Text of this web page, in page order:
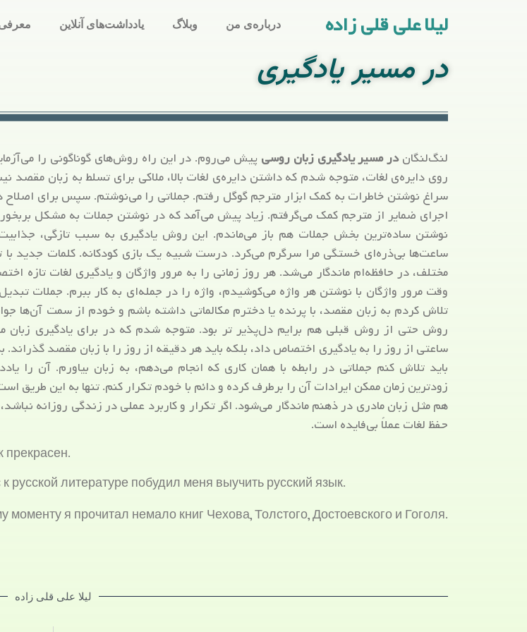
لیلا علی قلی زاده درباره‌ی من وبلاگ یادداشت‌های آنلاین
در مسیر یادگیری
لنگ‌لنگاندر مسیر یادگیری زبان روسی پیش می‌روم. در این راه روش‌های گوناگونی را
روی دایره‌ی لغات، متوجه شدم که داشتن دایره‌ی لغات بالا، ملاکی برای تسلط به زبان مقصد
سراغ نوشتن خاطرات به کمک ابزار مترجم گوگل رفتم. جملاتی را می‌نوشتم. سپس برای اصلاح
اجرای ضمایر از مترجم کمک می‌گرفتم. زیاد پیش می‌آمد که در نوشتن جملات به مشکل
نوشتن ساده‌ترین بخش جملات هم باز می‌ماندم. این روش یادگیری به سبب تازگی،
ساعت‌ها بی‌‌ذره‌ای خستگی مرا سرگرم می‌کرد. درست شبیه یک بازی کودکانه. کلمات جدید با
مختلف، در حافظه‌ام ماندگار می‌شد. هر روز زمانی را به مرور واژگان و یادگیری لغات تازه
وقت مرور واژگان با نوشتن هر واژه می‌کوشیدم، واژه را در جمله‌ای به کار ببرم. جملات
تلاش کردم به زبان مقصد، با پرنده یا دخترم مکالماتی داشته باشم و خودم از سمت آن‌ها
روش حتی از روش قبلی هم برایم دل‌پذیر تر بود. متوجه شدم که در برای یادگیری زبان
ساعتی از روز را به یادگیری اختصاص داد، بلکه باید هر دقیقه از روز را با زبان مقصد گذراند.
باید تلاش کنم جملاتی در رابطه با همان کاری که انجام می‌دهم، به زبان بیاورم. آن را
زودترین زمان ممکن ایرادات آن را برطرف کرده و دائم با خودم تکرار کنم. تنها به این طریق
هم مثل زبان مادری در ذهنم ماندگار می‌شود. اگر تکرار و کاربرد عملی در زندگی روزانه
حفظ لغات عملاً بی‌فایده است.
прекрасен.
русской литературе побудил меня выучить русский язык.
моменту я прочитал немало книг Чехова, Толстого, Достоевского и Гоголя.
لیلا علی قلی زاده